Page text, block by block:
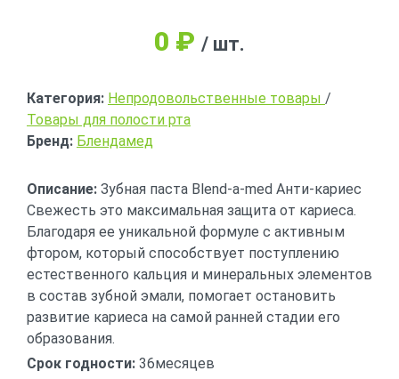
0 ₽ / шт.
Категория: Непродовольственные товары /
Товары для полости рта
Бренд: Блендамед
Описание: Зубная паста Blend-a-med Анти-кариес
Свежесть это максимальная защита от кариеса.
Благодаря ее уникальной формуле с активным
фтором, который способствует поступлению
естественного кальция и минеральных элементов
в состав зубной эмали, помогает остановить
развитие кариеса на самой ранней стадии его
образования.
Срок годности: 36месяцев